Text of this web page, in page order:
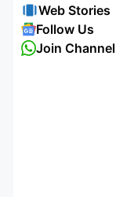
Web Stories
Follow Us
Join Channel